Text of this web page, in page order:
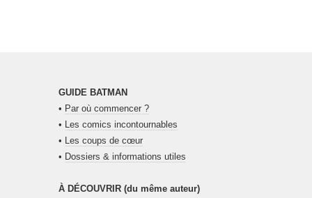
GUIDE BATMAN
• Par où commencer ?
• Les comics incontournables
• Les coups de cœur
• Dossiers & informations utiles
À DÉCOUVRIR (du même auteur)